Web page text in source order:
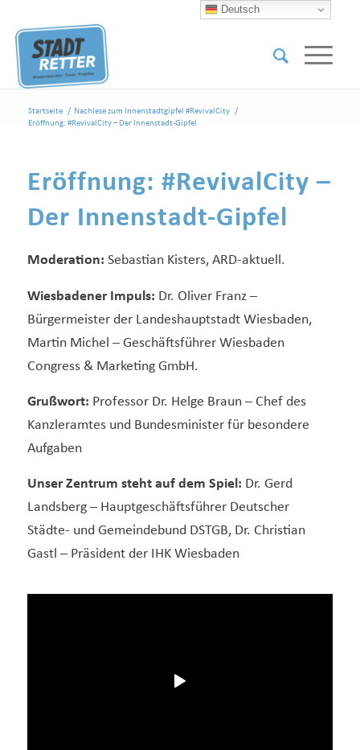
Startseite / Nachlese zum Innenstadtgipfel #RevivalCity /
Eröffnung: #RevivalCity – Der Innenstadt-Gipfel
Eröffnung: #RevivalCity –
Der Innenstadt-Gipfel
Moderation: Sebastian Kisters, ARD-aktuell.
Wiesbadener Impuls: Dr. Oliver Franz –
Bürgermeister der Landeshauptstadt Wiesbaden,
Martin Michel – Geschäftsführer Wiesbaden
Congress & Marketing GmbH.
Grußwort: Professor Dr. Helge Braun – Chef des
Kanzleramtes und Bundesminister für besondere
Aufgaben
Unser Zentrum steht auf dem Spiel: Dr. Gerd
Landsberg – Hauptgeschäftsführer Deutscher
Städte- und Gemeindebund DSTGB, Dr. Christian
Gastl – Präsident der IHK Wiesbaden
Deutsch